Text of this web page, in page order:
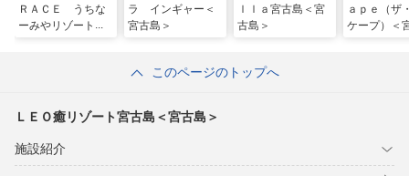
ＲＡＣＥ うちな
ーみやリゾート宮
ラ インギャー＜
宮古島＞
ｌｌａ宮古島＜宮
古島＞
ａｐｅ（ザ
ケープ）＜
このページのトップへ
ＬＥＯ癒リゾート宮古島＜宮古島＞
施設紹介